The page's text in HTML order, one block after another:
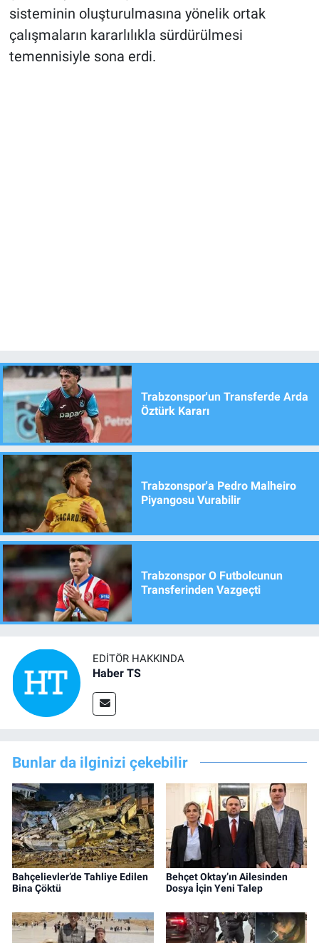
sisteminin oluşturulmasına yönelik ortak
çalışmaların kararlılıkla sürdürülmesi
temennisiyle sona erdi.
Trabzonspor'un Transferde Arda
Öztürk Kararı
Trabzonspor'a Pedro Malheiro
Piyangosu Vurabilir
Trabzonspor O Futbolcunun
Transferinden Vazgeçti
EDITÖR HAKKINDA
Haber TS
Bunlar da ilginizi çekebilir
Bahçelievler’de Tahliye Edilen
Bina Çöktü
Behçet Oktay’ın Ailesinden
Dosya İçin Yeni Talep